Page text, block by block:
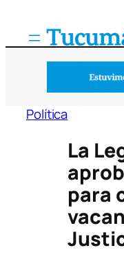
Política
La
para